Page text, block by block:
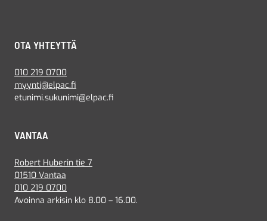
OTA YHTEYTTÄ
010 219 0700
myynti@elpac.fi
etunimi.sukunimi@elpac.fi
VANTAA
Robert Huberin tie 7
01510 Vantaa
010 219 0700
Avoinna arkisin klo 8.00 – 16.00.